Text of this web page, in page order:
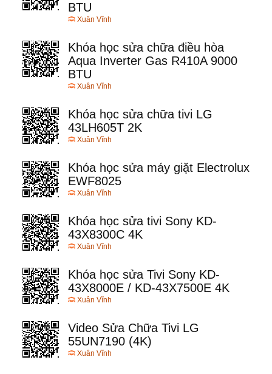
BTU
Xuân Vĩnh
Khóa học sửa chữa điều hòa
Aqua Inverter Gas R410A 9000
BTU
Xuân Vĩnh
Khóa học sửa chữa tivi LG
43LH605T 2K
Xuân Vĩnh
Khóa học sửa máy giặt Electrolux
EWF8025
Xuân Vĩnh
Khóa học sửa tivi Sony KD-
43X8300C 4K
Xuân Vĩnh
Khóa học sửa Tivi Sony KD-
43X8000E / KD-43X7500E 4K
Xuân Vĩnh
Video Sửa Chữa Tivi LG
55UN7190 (4K)
Xuân Vĩnh